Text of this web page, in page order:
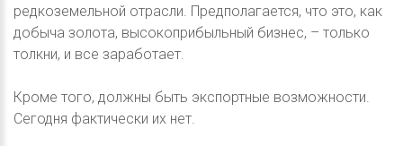
редкоземельной отрасли. Предполагается, что это, как
добыча золота, высокоприбыльный бизнес, – только
толкни, и все заработает.
Кроме того, должны быть экспортные возможности.
Сегодня фактически их нет.